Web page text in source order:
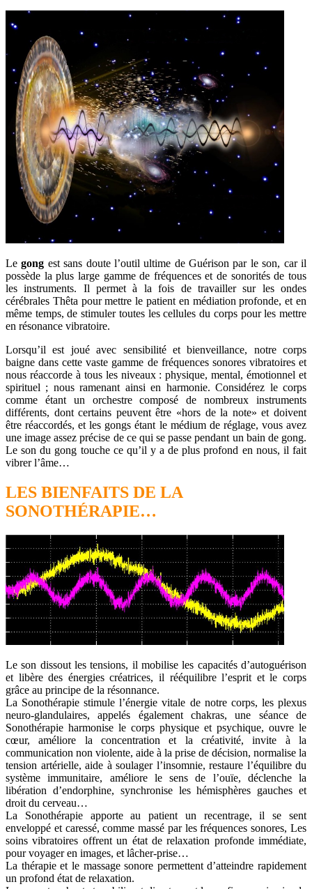
Legong est sans doute l’outil ultime de Guérison par le son, car il
possède la plus large gamme de fréquences et de sonorités de tous
les instruments. Il permet à la fois de travailler sur les ondes
cérébrales Thêta pour mettre le patient en médiation profonde, et en
même temps, de stimuler toutes les cellules du corps pour les mettre
en résonance vibratoire.
Lorsqu’il est joué avec sensibilité et bienveillance, notre corps
baigne dans cette vaste gamme de fréquences sonores vibratoires et
nous réaccorde à tous les niveaux : physique, mental, émotionnel et
spirituel ; nous ramenant ainsi en harmonie. Considérez le corps
comme étant un orchestre composé de nombreux instruments
différents, dont certains peuvent être «hors de la note» et doivent
être réaccordés, et les gongs étant le médium de réglage, vous avez
une image assez précise de ce qui se passe pendant un bain de gong.
Le son du gong touche ce qu’il y a de plus profond en nous, il fait
vibrer l’âme…
LES BIENFAITS DE LA
SONOTHÉRAPIE…
Le son dissout les tensions, il mobilise les capacités d’autoguérison
et libère des énergies créatrices, il rééquilibre l’esprit et le corps
grâce au principe de la résonnance.
La Sonothérapie stimule l’énergie vitale de notre corps, les plexus
neuro-glandulaires, appelés également chakras, une séance de
Sonothérapie harmonise le corps physique et psychique, ouvre le
cœur, améliore la concentration et la créativité, invite à la
communication non violente, aide à la prise de décision, normalise la
tension artérielle, aide à soulager l’insomnie, restaure l’équilibre du
système immunitaire, améliore le sens de l’ouïe, déclenche la
libération d’endorphine, synchronise les hémisphères gauches et
droit du cerveau…
La Sonothérapie apporte au patient un recentrage, il se sent
enveloppé et caressé, comme massé par les fréquences sonores, Les
soins vibratoires offrent un état de relaxation profonde immédiate,
pour voyager en images, et lâcher-prise…
La thérapie et le massage sonore permettent d’atteindre rapidement
un profond état de relaxation.